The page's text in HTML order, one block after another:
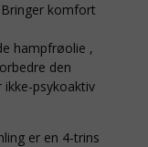
komfort
hampfrøolie ,
den
ikke-psykoaktiv
er en 4-trins